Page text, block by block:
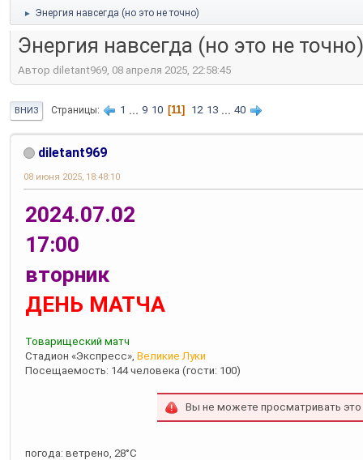
► Энергия навсегда (но это не точно)
Энергия навсегда (но это не точно)
Автор diletant969, 08 апреля 2025, 22:58:45
ВНИЗ Страницы 1 ... 9 10 11 12 13 ... 40
diletant969
08 июня 2025, 18:48:10
2024.07.02
17:00
вторник
ДЕНЬ МАТЧА
Товарищеский матч
Стадион «Экспресс», Великие Луки
Посещаемость: 144 человека (гости: 100)
Вы не можете просматривать
погода: ветрено, 28°С